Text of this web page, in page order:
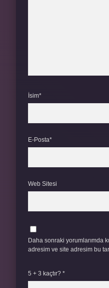
İsim*
E-Posta*
Web Sitesi
Daha sonraki yorumlarımda
adresim ve site adresim bu
5 + 3 kaçtır? *